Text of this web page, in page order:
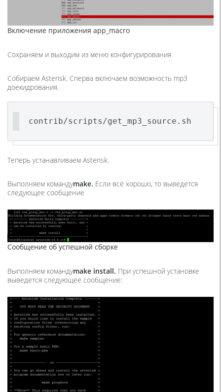
Включение приложения app_macro
Сохраняем и выходим из меню конфигурирования
Собираем Asterisk. Сперва включаем возможность mp3
доекидрования.
contrib/scripts/get_mp3_source.sh
Теперь устанавливаем Asterisk.
Выполняем командуmake. Если всё хорошо, то выведется
следующее сообщение
Сообщение об успешной сборке
Выполняем командуmake install. При успешной установке
выведется следующее сообщение: